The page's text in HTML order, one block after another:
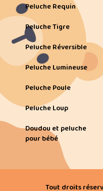
Peluche Requin
Peluche Tigre
Peluche Réversible
Peluche Lumineuse
Peluche Poule
Peluche Loup
Doudou et peluche
pour bébé
Tout droits